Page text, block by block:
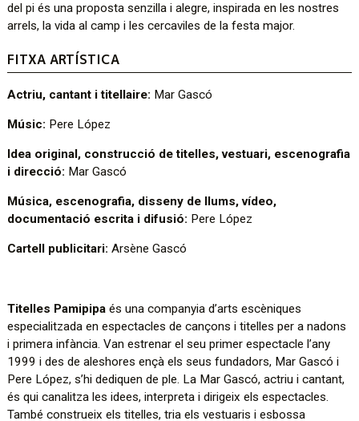
del pi és una proposta senzilla i alegre, inspirada en les nostres
arrels, la vida al camp i les cercaviles de la festa major.
FITXA ARTÍSTICA
Actriu, cantant i titellaire: Mar Gascó
Músic: Pere López
Idea original, construcció de titelles, vestuari, escenografia
i direcció: Mar Gascó
Música, escenografia, disseny de llums, vídeo,
documentació escrita i difusió: Pere López
Cartell publicitari: Arsène Gascó
Titelles Pamipipaés una companyia d’arts escèniques
especialitzada en espectacles de cançons i titelles per a nadons
i primera infància. Van estrenar el seu primer espectacle l’any
1999 i des de aleshores ençà els seus fundadors, Mar Gascó i
Pere López, s’hi dediquen de ple. La Mar Gascó, actriu i cantant,
és qui canalitza les idees, interpreta i dirigeix els espectacles.
També construeix els titelles, tria els vestuaris i esbossa